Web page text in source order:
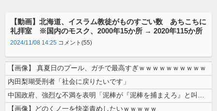
【動画】北海道、イスラム教徒がものすごい数 あちこちに
礼拝室 ※国内のモスク、2000年15か所 → 2020年115か所
2024/11/08 14:25 コメント(55)
【画像】 真夏日のプール、ガチで最高すぎｗｗｗｗｗｗｗｗｗｗ
内田梨瑚受刑者「社会に戻りたいです」
中国政府、強烈な不満を表明「泥棒が『泥棒を捕まえろ』と叫ぶようなやり口...
【画像】どのくノ一を快楽責めしたいｗｗｗｗｗ